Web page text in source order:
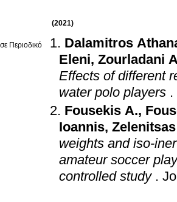
(2021)
Περιοδικό
Dalamitros
Eleni, Zourladani
Effects of different
water polo players .
Fousekis A.,
Ioannis,
weights and iso-
amateur soccer
controlled study .